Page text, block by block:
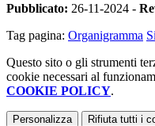
Pubblicato: 26-11-2024 -
Tag pagina: Organigramma
Questo sito o gli strumenti
cookie necessari al
COOKIE POLICY.
Personalizza Rifiuta tutti i